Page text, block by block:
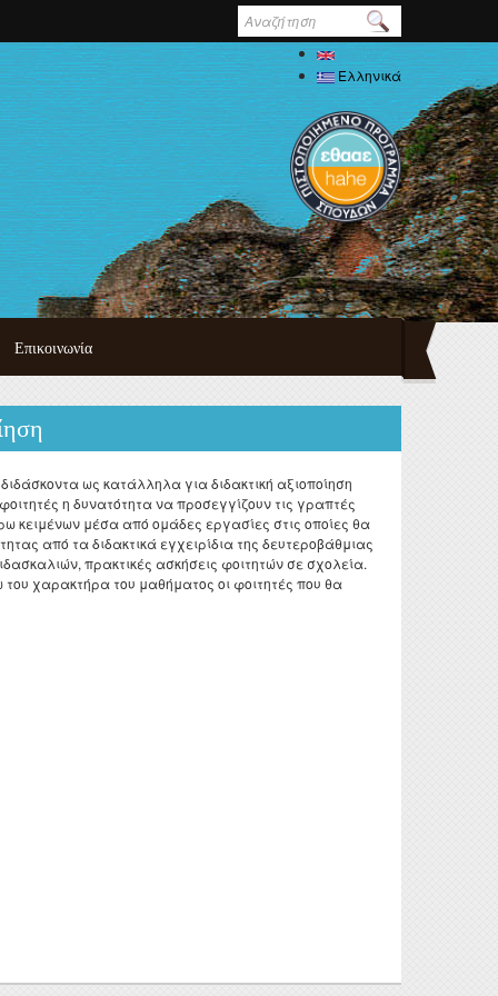
Φόρμα
αναζήτησηςEnglish
Ελληνικά
και
Επικοινωνία
ως κατάλληλα για διδακτική αξιοποίηση
η δυνατότητα να προσεγγίζουν τις γραπτές
κειμένων μέσα από ομάδες εργασίες στις οποίες θα
από τα διδακτικά εγχειρίδια της δευτεροβάθμιας
πρακτικές ασκήσεις φοιτητών σε σχολεία.
χαρακτήρα του μαθήματος οι φοιτητές που θα